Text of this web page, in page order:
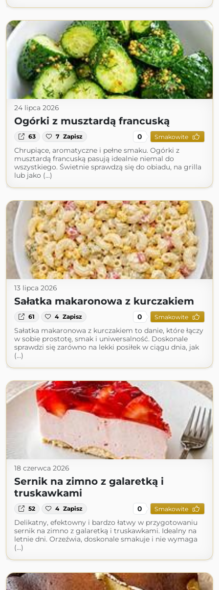
24 lipca 2026
Ogórki z musztardą francuską
63 7 Zapisz 0 Smakowite
Chrupiące, aromatyczne i pełne smaku. Ogórki z
musztardą francuską pasują idealnie niemal do
wszystkiego. Świetnie sprawdzą się do obiadu, na grilla
lub jako (...)
13 lipca 2026
Sałatka makaronowa z kurczakiem
61 4 Zapisz 0 Smakowite
Sałatka makaronowa z kurczakiem to danie, które łączy
w sobie prostotę, smak i uniwersalność. Doskonale
sprawdzi się zarówno na lekki posiłek w ciągu dnia, jak
(...)
18 czerwca 2026
Sernik na zimno z galaretką i
truskawkami
52 4 Zapisz 0 Smakowite
Delikatny, efektowny i bardzo łatwy w przygotowaniu
sernik na zimno z galaretką i truskawkami. Idealny na
letnie dni. Orzeźwia, doskonale smakuje i nie wymaga
(...)